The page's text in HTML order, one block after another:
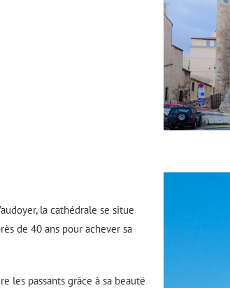
la cathédrale se situe
de 40 ans pour achever sa
les passants grâce à sa beauté